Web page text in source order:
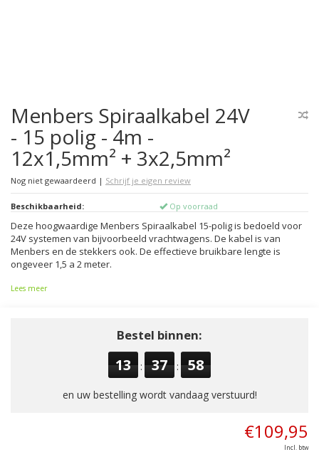
Menbers Spiraalkabel 24V
- 15 polig - 4m -
12x1,5mm² + 3x2,5mm²
Nog niet gewaardeerd | Schrijf je eigen review
Beschikbaarheid: Op voorraad
Deze hoogwaardige Menbers Spiraalkabel 15-polig is bedoeld voor
24V systemen van bijvoorbeeld vrachtwagens. De kabel is van
Menbers en de stekkers ook. De effectieve bruikbare lengte is
ongeveer 1,5 a 2 meter.
Lees meer
Bestel binnen:
13 : 37 : 58
en uw bestelling wordt vandaag verstuurd!
€109,95
Incl. btw